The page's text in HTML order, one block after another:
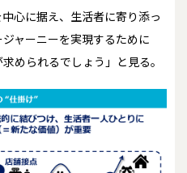
心に据え、生活者に寄り添っ
ャーニーを実現するために
められるでしょう」と見る。